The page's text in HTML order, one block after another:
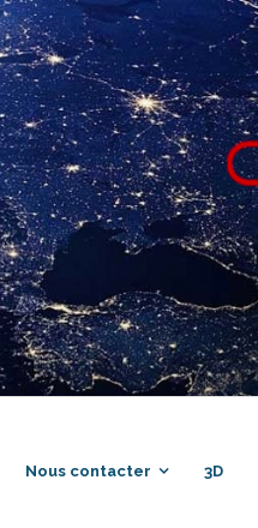
Nous contacter 3D